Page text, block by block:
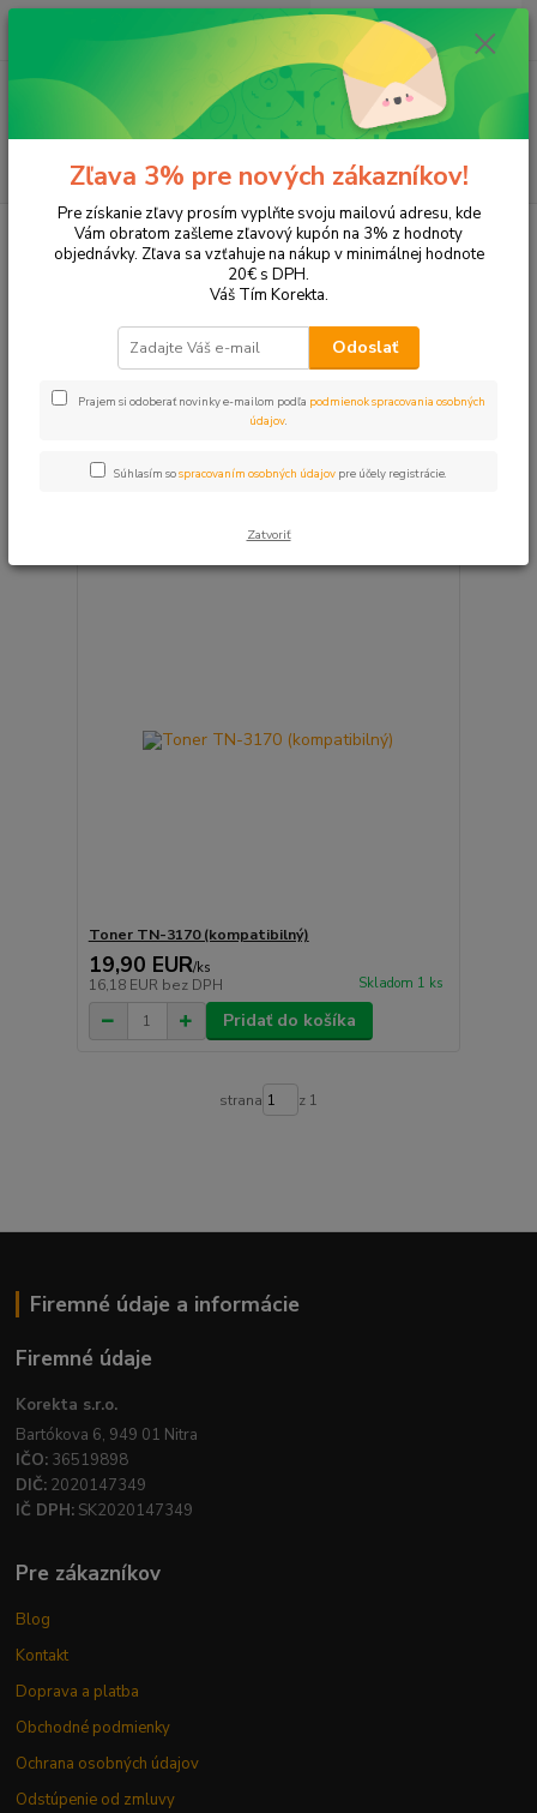
Hľadať
ks
za 0,00 EUR
Tonery a náplne do tlačiarní Brother HL-5240
Upresniť parametre
Najdrahšie
Zobrazujem 1-1 z 1
Toner TN-3170 (kompatibilný)
19,90 EUR/ks
16,18 EUR bez DPH Skladom 1 ks
Pridať do košíka
strana z 1
Firemné údaje a informácie
Firemné údaje
Korekta s.r.o.
Bartókova 6, 949 01 Nitra
IČO: 36519898
DIČ: 2020147349
IČ DPH: SK2020147349
Pre zákazníkov
Blog
Kontakt
Doprava a platba
Obchodné podmienky
Ochrana osobných údajov
Odstúpenie od zmluvy
Zľava 3% pre nových zákazníkov!
Pre získanie zľavy prosím vyplňte svoju mailovú adresu, kde
Vám obratom zašleme zľavový kupón na 3% z hodnoty
objednávky. Zľava sa vzťahuje na nákup v minimálnej hodnote
20€ s DPH.
Váš Tím Korekta.
Odoslať
Prajem si odoberať novinky e-mailom podľa podmienok spracovania osobných
údajov.
Súhlasím sospracovaním osobných údajov pre účely registrácie.
Zatvoriť